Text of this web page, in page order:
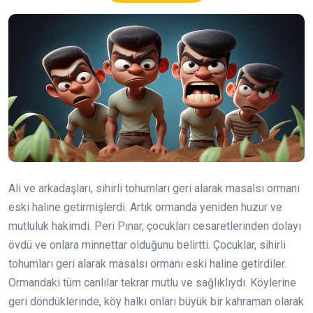
Ali ve arkadaşları, sihirli tohumları geri alarak masalsı ormanı
eski haline getirmişlerdi. Artık ormanda yeniden huzur ve
mutluluk hakimdi. Peri Pınar, çocukları cesaretlerinden dolayı
övdü ve onlara minnettar olduğunu belirtti. Çocuklar, sihirli
tohumları geri alarak masalsı ormanı eski haline getirdiler.
Ormandaki tüm canlılar tekrar mutlu ve sağlıklıydı. Köylerine
geri döndüklerinde, köy halkı onları büyük bir kahraman olarak